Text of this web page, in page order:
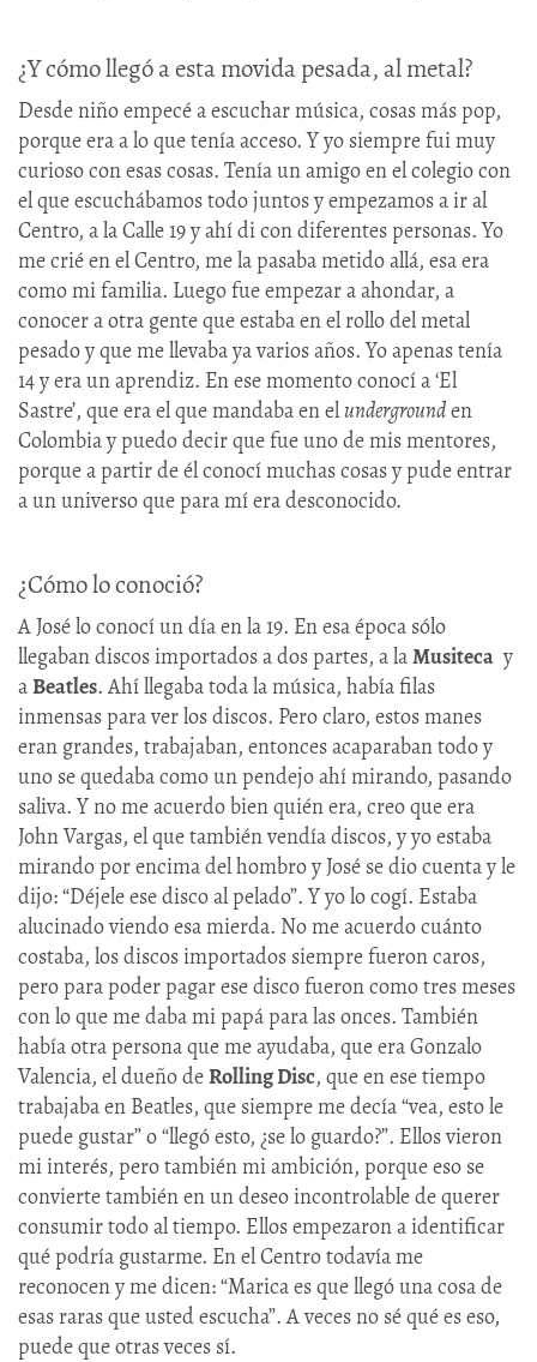
¿Y cómo llegó a esta movida pesada, al metal?
Desde niño empecé a escuchar música, cosas más pop,
porque era a lo que tenía acceso. Y yo siempre fui muy
curioso con esas cosas. Tenía un amigo en el colegio con
el que escuchábamos todo juntos y empezamos a ir al
Centro, a la Calle 19 y ahí di con diferentes personas. Yo
me crié en el Centro, me la pasaba metido allá, esa era
como mi familia. Luego fue empezar a ahondar, a
conocer a otra gente que estaba en el rollo del metal
pesado y que me llevaba ya varios años. Yo apenas tenía
14 y era un aprendiz. En ese momento conocí a ‘El
Sastre’, que era el que mandaba en elundergrounden
Colombia y puedo decir que fue uno de mis mentores,
porque a partir de él conocí muchas cosas y pude entrar
a un universo que para mí era desconocido.
¿Cómo lo conoció?
A José lo conocí un día en la 19. En esa época sólo
llegaban discos importados a dos partes, a laMusiteca y
aBeatles. Ahí llegaba toda la música, había filas
inmensas para ver los discos. Pero claro, estos manes
eran grandes, trabajaban, entonces acaparaban todo y
uno se quedaba como un pendejo ahí mirando, pasando
saliva. Y no me acuerdo bien quién era, creo que era
John Vargas, el que también vendía discos, y yo estaba
mirando por encima del hombro y José se dio cuenta y le
dijo: “Déjele ese disco al pelado”. Y yo lo cogí. Estaba
alucinado viendo esa mierda. No me acuerdo cuánto
costaba, los discos importados siempre fueron caros,
pero para poder pagar ese disco fueron como tres meses
con lo que me daba mi papá para las onces. También
había otra persona que me ayudaba, que era Gonzalo
Valencia, el dueño deRolling Disc, que en ese tiempo
trabajaba en Beatles, que siempre me decía “vea, esto le
puede gustar” o “llegó esto, ¿se lo guardo?”. Ellos vieron
mi interés, pero también mi ambición, porque eso se
convierte también en un deseo incontrolable de querer
consumir todo al tiempo. Ellos empezaron a identificar
qué podría gustarme. En el Centro todavía me
reconocen y me dicen: “Marica es que llegó una cosa de
esas raras que usted escucha”. A veces no sé qué es eso,
puede que otras veces sí.